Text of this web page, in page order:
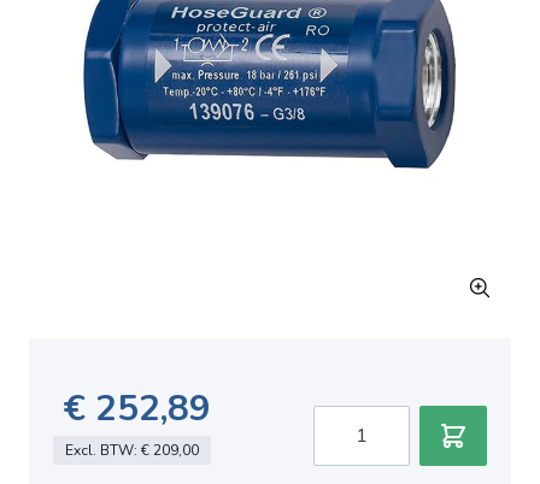
€ 252,89
Excl. BTW: € 209,00